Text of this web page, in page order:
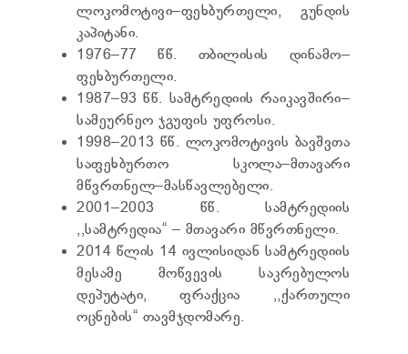
ლოკომოტივი–ფეხბურთელი, გუნდის
კაპიტანი.
1976–77 წწ. თბილისის დინამო–
ფეხბურთელი.
1987–93 წწ. სამტრედიის რაიკავშირი–
სამეურნეო ჯგუფის უფროსი.
1998–2013 წწ. ლოკომოტივის ბავშვთა
საფეხბურთო სკოლა–მთავარი
მწვრთნელ–მასწავლებელი.
2001–2003 წწ. სამტრედიის
,,სამტრედია“ – მთავარი მწვრთნელი.
2014 წლის 14 ივლისიდან სამტრედიის
მესამე მოწვევის საკრებულოს
დეპუტატი, ფრაქცია ,,ქართული
ოცნების“ თავმჯდომარე.